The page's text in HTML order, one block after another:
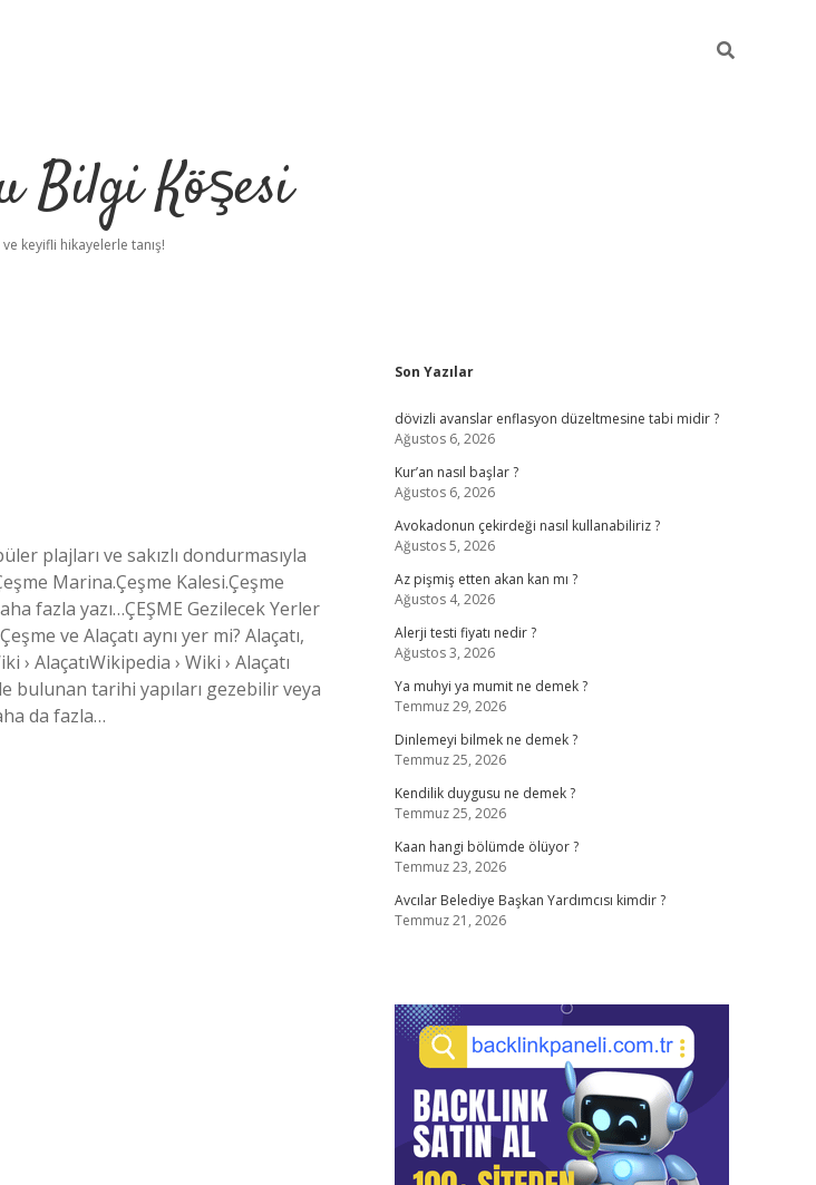
Bilgi Köşesi
ve keyifli hikayelerle tanış!
plajları ve sakızlı dondurmasıyla
Marina.Çeşme Kalesi.Çeşme
fazla yazı…ÇEŞME Gezilecek Yerler
ve Alaçatı aynı yer mi? Alaçatı,
AlaçatıWikipedia › Wiki › Alaçatı
bulunan tarihi yapıları gezebilir veya
da fazla…
Sidebar
Son Yazılar
dövizli avanslar enflasyon düzeltmesine tabi midir ?
Ağustos 6, 2026
Kur’an nasıl başlar ?
Ağustos 6, 2026
Avokadonun çekirdeği nasıl kullanabiliriz ?
Ağustos 5, 2026
Az pişmiş etten akan kan mı ?
Ağustos 4, 2026
Alerji testi fiyatı nedir ?
Ağustos 3, 2026
Ya muhyi ya mumit ne demek ?
Temmuz 29, 2026
Dinlemeyi bilmek ne demek ?
Temmuz 25, 2026
Kendilik duygusu ne demek ?
Temmuz 25, 2026
Kaan hangi bölümde ölüyor ?
Temmuz 23, 2026
Avcılar Belediye Başkan Yardımcısı kimdir ?
Temmuz 21, 2026